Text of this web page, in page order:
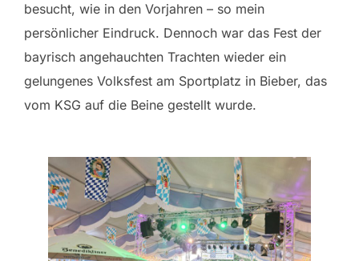
besucht, wie in den Vorjahren – so mein
persönlicher Eindruck. Dennoch war das Fest der
bayrisch angehauchten Trachten wieder ein
gelungenes Volksfest am Sportplatz in Bieber, das
vom KSG auf die Beine gestellt wurde.